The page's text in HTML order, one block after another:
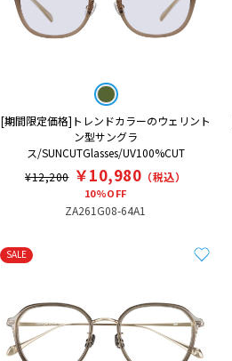
[期間限定価格]トレンドカラーのウェリント
ン型サングラ
ス/SUNCUTGlasses/UV100%CUT
¥12,200 ￥10,980 （税込）
10%OFF
ZA261G08-64A1
SALE